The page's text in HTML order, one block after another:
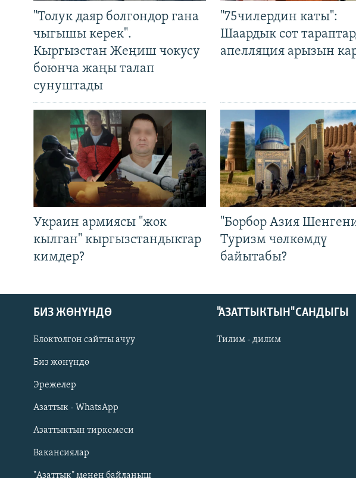
Русский
ОНЛАЙН ШЕРИНЕ
"Толук даяр болгондор гана
чыгышы керек".
Кыргызстан Жеңиш чокусу
боюнча жаңы талап
сунуштады
"75чилердин каты":
Шаардык сот
апелляция арызын
Украин армиясы "жок
кылган" кыргызстандыктар
кимдер?
"Борбор Азия
Туризм чөлкөмдү
байытабы?
БИЗ ЖӨНҮНДӨ
Блоктолгон сайтты ачуу
Биз жөнүндө
Эрежелер
Азаттык - WhatsApp
Азаттыктын тиркемеси
Вакансиялар
"Азаттык" менен байланыш
"АЗАТТЫКТЫН" САНДЫГЫ
Тилим - дилим